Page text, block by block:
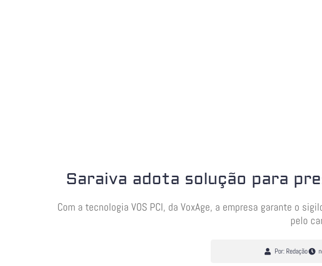
Saraiva adota solução para
Com a tecnologia VOS PCI, da VoxAge, a empresa garante o
pelo
Por: Redação